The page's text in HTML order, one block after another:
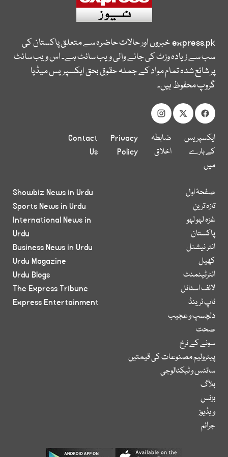
express.pkخبروں اور حالات حاضرہ سے متعلق پاکستان کی
سب سے زیادہ وزٹ کی جانے والی ویب سائٹ ہے۔ اس ویب سائٹ
پر شائع شدہ تمام مواد کے جملہ حقوق بحق ایکسپریس میڈیا
گروپ محفوظ ہیں۔
ایکسپریس
کے بارے
میں
ضابطہ
اخلاق
Privacy
Policy
Contact
Us
صفحۂ اول
تازہ ترین
غزہ لہو لہو
پاکستان
انٹر نیشنل
کھیل
انٹرٹینمنٹ
لائف اسٹائل
ٹاپ ٹرینڈ
دلچسپ و عجیب
صحت
سونے کے نرخ
پیٹرولیم مصنوعات کی قیمتیں
سائنس و ٹیکنالوجی
بلاگ
بزنس
ویڈیوز
جرائم
Showbiz News in Urdu
Sports News in Urdu
International News in
Urdu
Business News in Urdu
Urdu Magazine
Urdu Blogs
The Express Tribune
Express Entertainment